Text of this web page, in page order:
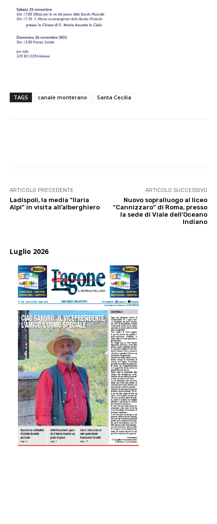
TAGS canale monterano Santa Cecilia
ARTICOLO PRECEDENTE
Ladispoli, la media “Ilaria
Alpi” in visita all’alberghiero
ARTICOLO SUCCESSIVO
Nuovo sopralluogo al liceo
“Cannizzaro” di Roma, presso
la sede di Viale dell’Oceano
Indiano
Luglio 2026